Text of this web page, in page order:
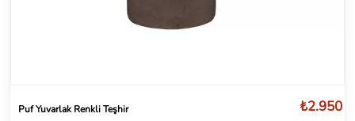
Puf Yuvarlak Renkli Teşhir ₺2.950